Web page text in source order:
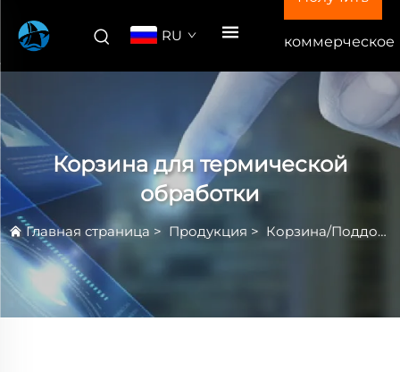
RU коммерческое
предложение
Корзина для термической
обработки
Главная страница > Продукция > Корзина/Поддон для Термической Обработки